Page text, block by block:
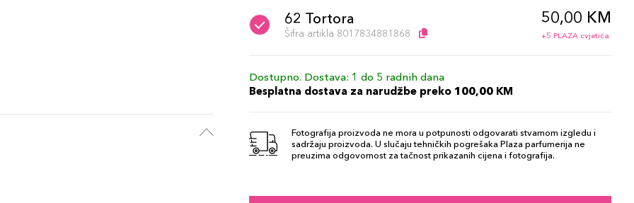
62 Tortora
Šifra artikla 8017834881868
50,00 KM
+5 PLAZA cvjetića
Dostupno. Dostava: 1 do 5 radnih dana
Besplatna dostava za narudžbe preko 100,00 KM
Fotografija proizvoda ne mora u potpunosti odgovarati stvarnom izgledu i
sadržaju proizvoda. U slučaju tehničkih pogrešaka Plaza parfumerija ne
preuzima odgovornost za tačnost prikazanih cijena i fotografija.